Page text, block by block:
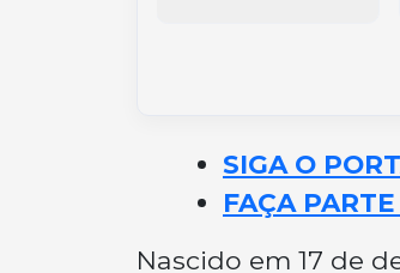
SIGA O
FAÇA
Nascido em 17 de